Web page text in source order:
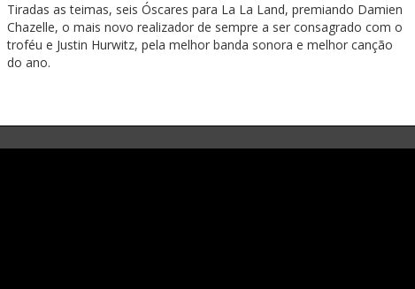
Tiradas as teimas, seis Óscares para La La Land, premiando Damien
Chazelle, o mais novo realizador de sempre a ser consagrado com o
troféu e Justin Hurwitz, pela melhor banda sonora e melhor canção
do ano.